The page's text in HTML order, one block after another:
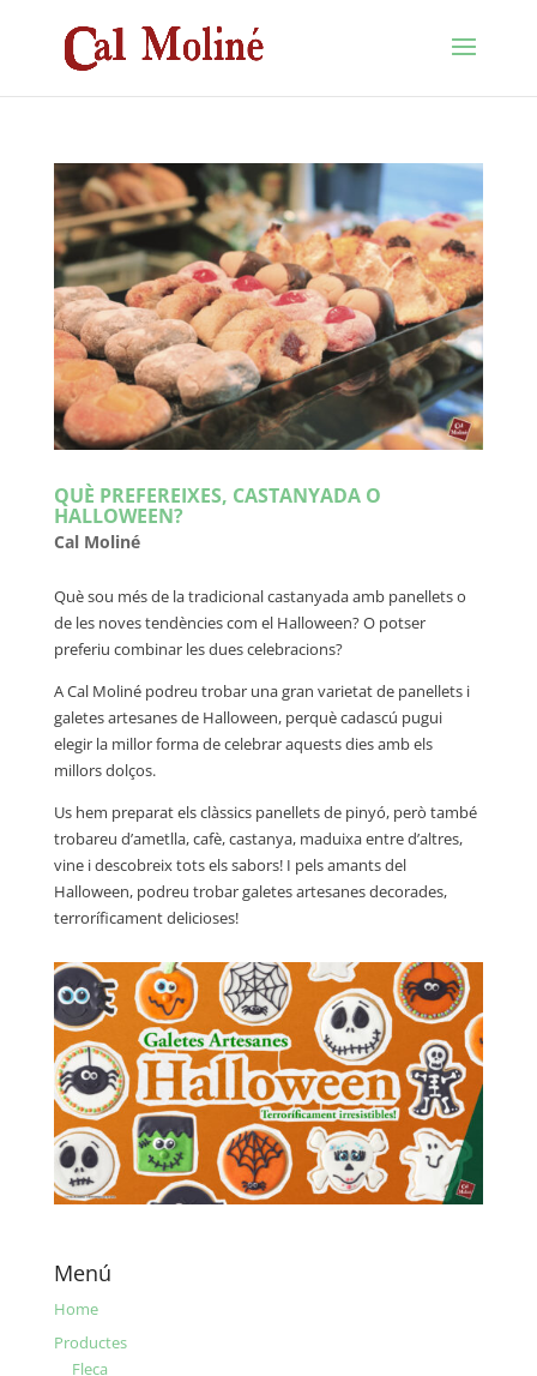
QUÈ PREFEREIXES, CASTANYADA O
HALLOWEEN?
Cal Moliné
Què sou més de la tradicional castanyada amb panellets o
de les noves tendències com el Halloween? O potser
preferiu combinar les dues celebracions?
A Cal Moliné podreu trobar una gran varietat de panellets i
galetes artesanes de Halloween, perquè cadascú pugui
elegir la millor forma de celebrar aquests dies amb els
millors dolços.
Us hem preparat els clàssics panellets de pinyó, però també
trobareu d’ametlla, cafè, castanya, maduixa entre d’altres,
vine i descobreix tots els sabors! I pels amants del
Halloween, podreu trobar galetes artesanes decorades,
terroríficament delicioses!
Menú
Home
Productes
Fleca